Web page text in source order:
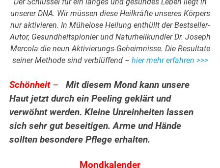
unserer DNA. Wir müssen diese Heilkräfte unseres Körpers
nur aktivieren. In Mühelose Heilung enthüllt der Bestseller-
Autor, Gesundheitspionier und Naturheilkundler Dr. Joseph
Mercola die neun Aktivierungs-Geheimnisse. Die Resultate
seiner Methode sind verblüffend – hier mehr erfahren >>>
Schönheit–
Mit diesem Mond kann unsere
Haut jetzt durch ein Peeling geklärt und
verwöhnt werden. Kleine Unreinheiten lassen
sich sehr gut beseitigen. Arme und Hände
sollten besondere Pflege erhalten.
Mondkalender